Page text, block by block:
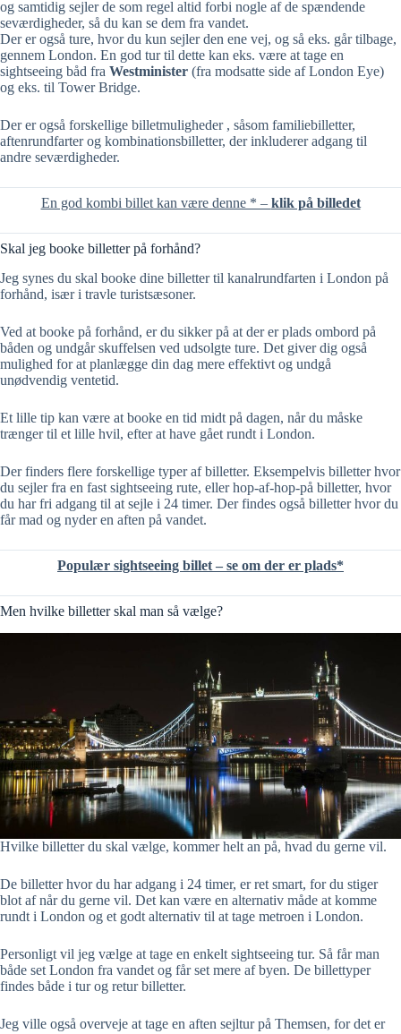
og samtidig sejler de som regel altid forbi nogle af de spændende
seværdigheder, så du kan se dem fra vandet.
Der er også ture, hvor du kun sejler den ene vej, og så eks. går tilbage,
gennem London. En god tur til dette kan eks. være at tage en
sightseeing båd fra Westminister (fra modsatte side af London Eye)
og eks. til Tower Bridge.
Der er også forskellige billetmuligheder , såsom familiebilletter,
aftenrundfarter og kombinationsbilletter, der inkluderer adgang til
andre seværdigheder.
En god kombi billet kan være denne * – klik på billedet
Skal jeg booke billetter på forhånd?
Jeg synes du skal booke dine billetter til kanalrundfarten i London på
forhånd, især i travle turistsæsoner.
Ved at booke på forhånd, er du sikker på at der er plads ombord på
båden og undgår skuffelsen ved udsolgte ture. Det giver dig også
mulighed for at planlægge din dag mere effektivt og undgå
unødvendig ventetid.
Et lille tip kan være at booke en tid midt på dagen, når du måske
trænger til et lille hvil, efter at have gået rundt i London.
Der finders flere forskellige typer af billetter. Eksempelvis billetter hvor
du sejler fra en fast sightseeing rute, eller hop-af-hop-på billetter, hvor
du har fri adgang til at sejle i 24 timer. Der findes også billetter hvor du
får mad og nyder en aften på vandet.
Populær sightseeing billet – se om der er plads*
Men hvilke billetter skal man så vælge?
Hvilke billetter du skal vælge, kommer helt an på, hvad du gerne vil.
De billetter hvor du har adgang i 24 timer, er ret smart, for du stiger
blot af når du gerne vil. Det kan være en alternativ måde at komme
rundt i London og et godt alternativ til at tage metroen i London.
Personligt vil jeg vælge at tage en enkelt sightseeing tur. Så får man
både set London fra vandet og får set mere af byen. De billettyper
findes både i tur og retur billetter.
Jeg ville også overveje at tage en aften sejltur på Themsen, for det er